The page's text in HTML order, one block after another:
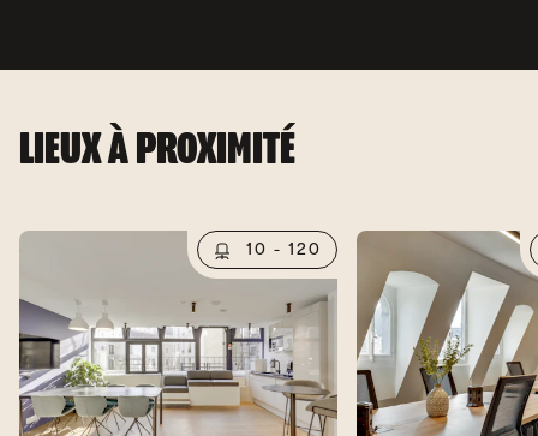
LIEUX À PROXIMITÉ
10 - 120